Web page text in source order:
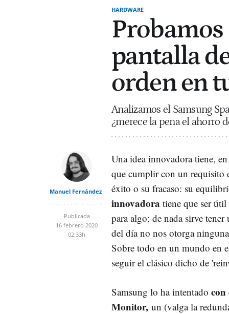
HARDWARE
pantalla
orden en
Analizamos el Samsung
¿merece la pena el ahorro
Manuel Fernández
Publicada
16 febrero 2020
02:33h
Una idea innovadora tiene,
que cumplir con un requisito
éxito o su fracaso: su
innovadora tiene que ser
para algo; de nada sirve
del día no nos otorga
Sobre todo en un mundo en
seguir el clásico dicho de
Samsung lo ha intentado con
Monitor, un (valga la